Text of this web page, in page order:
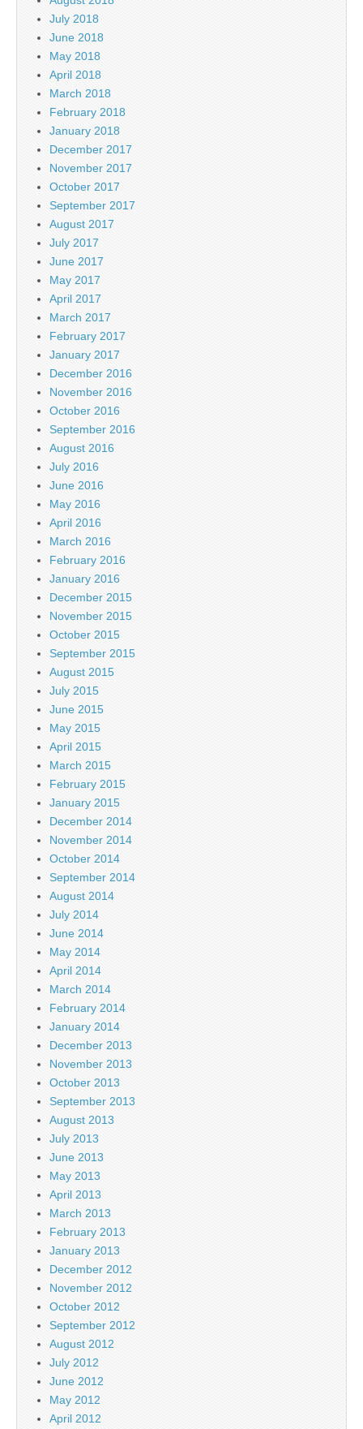
July 2018
June 2018
May 2018
April 2018
March 2018
February 2018
January 2018
December 2017
November 2017
October 2017
September 2017
August 2017
July 2017
June 2017
May 2017
April 2017
March 2017
February 2017
January 2017
December 2016
November 2016
October 2016
September 2016
August 2016
July 2016
June 2016
May 2016
April 2016
March 2016
February 2016
January 2016
December 2015
November 2015
October 2015
September 2015
August 2015
July 2015
June 2015
May 2015
April 2015
March 2015
February 2015
January 2015
December 2014
November 2014
October 2014
September 2014
August 2014
July 2014
June 2014
May 2014
April 2014
March 2014
February 2014
January 2014
December 2013
November 2013
October 2013
September 2013
August 2013
July 2013
June 2013
May 2013
April 2013
March 2013
February 2013
January 2013
December 2012
November 2012
October 2012
September 2012
August 2012
July 2012
June 2012
May 2012
April 2012